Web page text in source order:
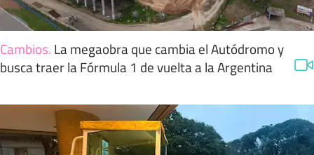
Cambios. La megaobra que cambia el Autódromo y
busca traer la Fórmula 1 de vuelta a la Argentina